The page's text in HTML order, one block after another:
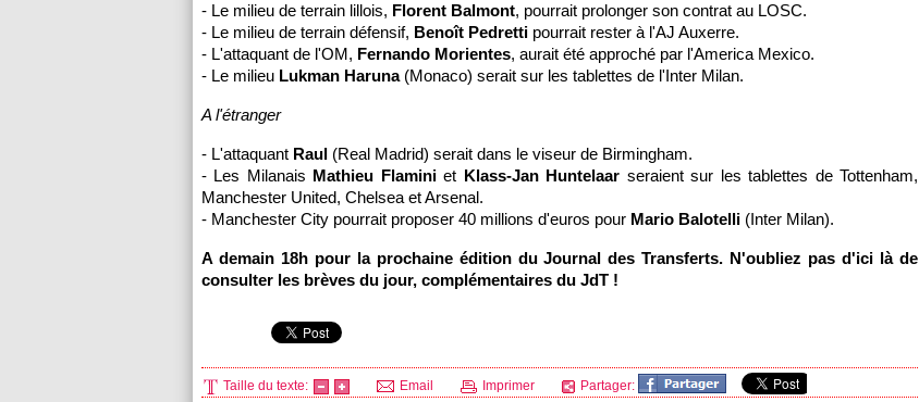
- Le milieu de terrain lillois, Florent Balmont, pourrait prolonger son contrat au LOSC.
- Le milieu de terrain défensif, Benoît Pedretti pourrait rester à l'AJ Auxerre.
- L'attaquant de l'OM, Fernando Morientes, aurait été approché par l'America Mexico.
- Le milieu Lukman Haruna(Monaco) serait sur les tablettes de l'Inter Milan.
A l'étranger
- L'attaquant Raul (Real Madrid) serait dans le viseur de Birmingham.
- Les Milanais Mathieu Flaminiet Klass-Jan Huntelaar seraient sur les tablettes de Tottenham,
Manchester United, Chelsea et Arsenal.
- Manchester City pourrait proposer 40 millions d'euros pour Mario Balotelli (Inter Milan).
A demain 18h pour la prochaine édition du Journal des Transferts. N'oubliez pas d'ici là de
consulter les brèves du jour, complémentaires du JdT !
Taille du texte: Email Imprimer Partager: